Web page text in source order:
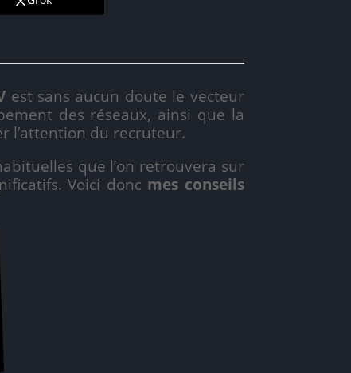
est sans aucun doute le vecteur
des réseaux, ainsi que la
l’attention du recruteur.
que l’on retrouvera sur
Voici donc mes conseils